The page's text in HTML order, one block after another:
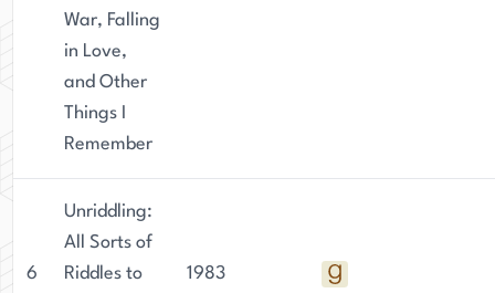
War, Falling
in Love,
and Other
Things I
Remember
6
Unriddling:
All Sorts of
Riddles to
1983